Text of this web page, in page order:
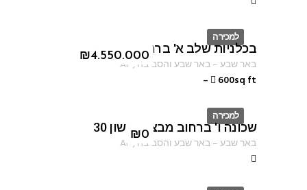
למכירה
ID
₪4.550.000
בכלניות שלב א' ברחוב טובה ברץ
באר שבע–באר שבע והסביבה ,
AF
600sq ft
–
למכירה
ID
₪0
שכונה ו' ברחוב מבצע נחשון 30
באר שבע–באר שבע והסביבה ,
AF